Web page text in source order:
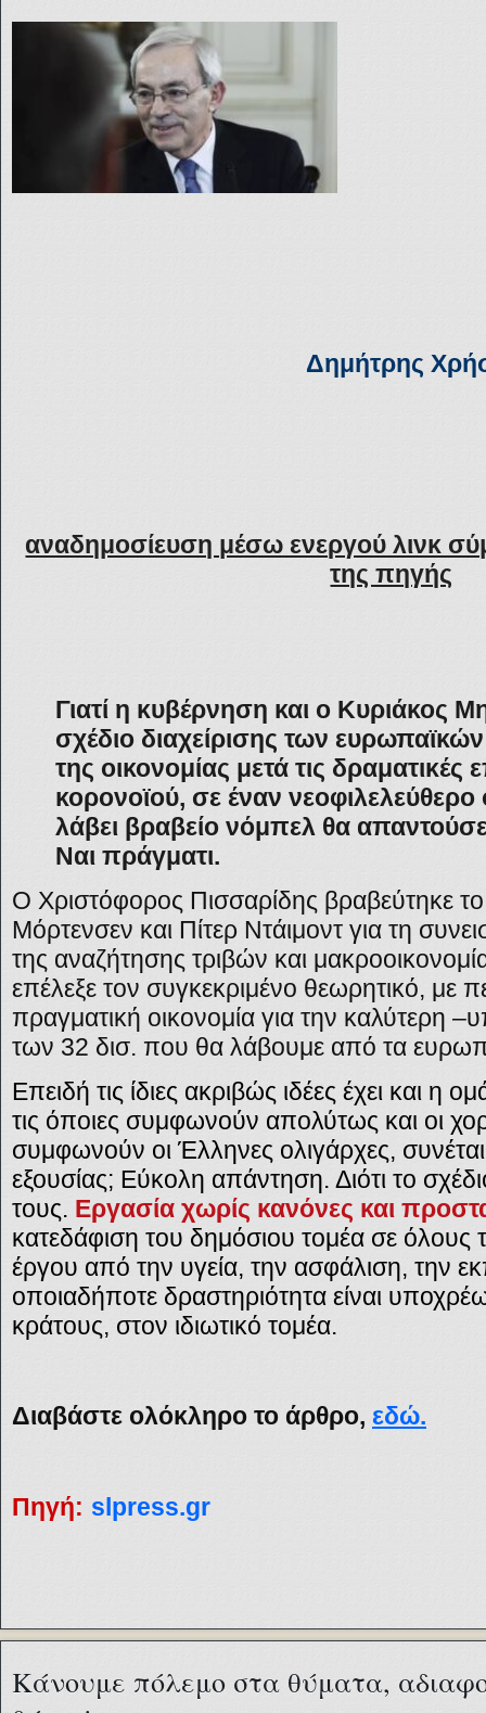
Δημήτρης
αναδημοσίευση μέσω ενεργού λινκ
της πηγής
Γιατί η κυβέρνηση και ο Κυριάκος
σχέδιο διαχείρισης των
της οικονομίας μετά τις δραματικές
κορονοϊού, σε έναν
λάβει βραβείο νόμπελ θα
Ναι πράγματι.
Ο Χριστόφορος Πισσαρίδης βραβεύτηκε
Μόρτενσεν και Πίτερ Ντάιμοντ για τη
της αναζήτησης τριβών και
επέλεξε τον συγκεκριμένο θεωρητικό, με
πραγματική οικονομία για την καλύτερη
των 32 δισ. που θα λάβουμε από τα
Επειδή τις ίδιες ακριβώς ιδέες έχει και η
τις όποιες συμφωνούν απολύτως και οι
συμφωνούν οι Έλληνες ολιγάρχες,
εξουσίας; Εύκολη απάντηση. Διότι το
τους. Εργασία χωρίς κανόνες και
κατεδάφιση του δημόσιου τομέα σε όλους
έργου από την υγεία, την ασφάλιση, την
οποιαδήποτε δραστηριότητα είναι
κράτους, στον ιδιωτικό τομέα.
Διαβάστε ολόκληρο το άρθρο, εδώ.
Πηγή: slpress.gr
Κάνουμε πόλεμο στα θύματα,